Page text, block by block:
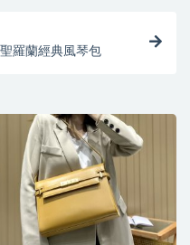
羅蘭經典風琴包